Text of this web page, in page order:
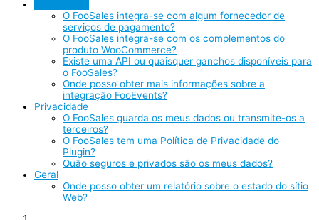
O FooSales integra-se com algum fornecedor de
serviços de pagamento?
O FooSales integra-se com os complementos do
produto WooCommerce?
Existe uma API ou quaisquer ganchos disponíveis para
o FooSales?
Onde posso obter mais informações sobre a
integração FooEvents?
Privacidade
O FooSales guarda os meus dados ou transmite-os a
terceiros?
O FooSales tem uma Política de Privacidade do
Plugin?
Quão seguros e privados são os meus dados?
Geral
Onde posso obter um relatório sobre o estado do sítio
Web?